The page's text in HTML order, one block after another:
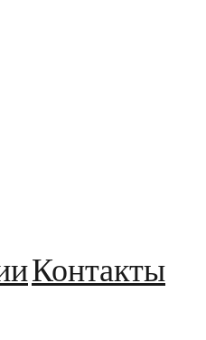
Контакты